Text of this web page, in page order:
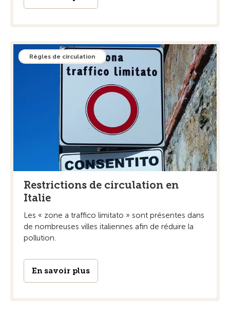
Règles de circulation
Restrictions de circulation en
Italie
Les « zone a traffico limitato » sont présentes dans
de nombreuses villes italiennes afin de réduire la
pollution.
En savoir plus